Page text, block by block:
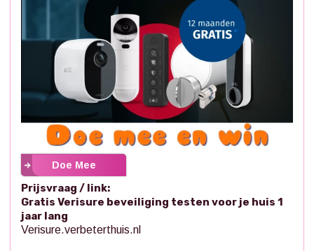
Doe Mee
Prijsvraag / link:
Gratis Verisure beveiliging testen voor je huis 1
jaar lang
Verisure.verbeterthuis.nl